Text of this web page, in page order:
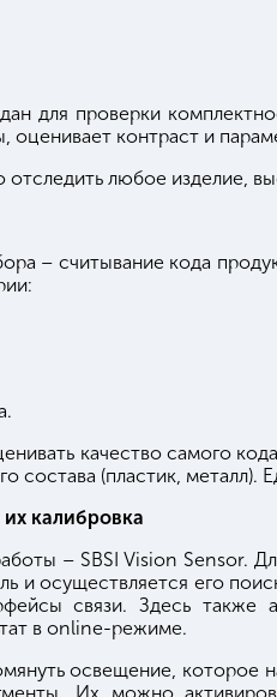
для проверки
оценивает контраст и
любое изделие,
– считывание кода
качество самого
состава (пластик,
калибровка
– SBSI Vision Sensor.
и осуществляется его
связи. Здесь также
в online-режиме.
освещение, которое